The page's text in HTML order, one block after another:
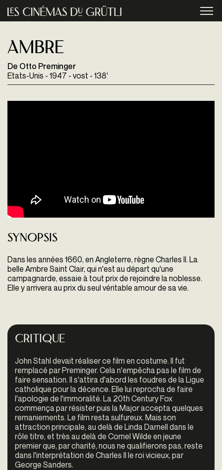
Aller au contenu principal
Ambre
De Otto Preminger
Etats-Unis - 1947 - vost - 138'
Synopsis
Dans les années 1660, en Angleterre, règne Charles II. La
belle Ambre Saint Clair, qui n'est au départ qu'une
campagnarde, essaie à tout prix de rejoindre la noblesse.
Elle y arrivera au prix du seul véritable amour de sa vie.
Critique
John Stahl devait réaliser ce film en costume. Il fut
remplacé par Preminger. Cela n'empêcha pas le film de
faire sensation. Il s'attira d'abord les foudres de la Ligue
catholique pour la décence. Elle lui reprocha de faire
l'apologie de l'immoralité. La 20th Century Fox
commença par résister puis la Major accepta quelques
remaniements. Le film resta sulfureux. Mais son
attraction principale, au delà de Linda Darnell dans le
rôle titre, et très au delà de Cornel Wilde en jeune
premier que, par charité, nous ne qualifierons pas, reste
dans l'interprétation de Charles II le roi vicieux, par
George Sanders.